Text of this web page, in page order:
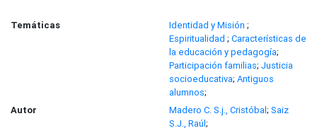
Temáticas Identidad y Misión ;
Espiritualidad ; Características de
la educación y pedagogía;
Participación familias; Justicia
socioeducativa; Antiguos
alumnos;
Autor
Madero C. S.j., Cristóbal; Saiz
S.J., Raúl;